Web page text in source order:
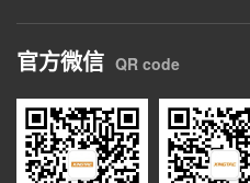
官方微信 QR code